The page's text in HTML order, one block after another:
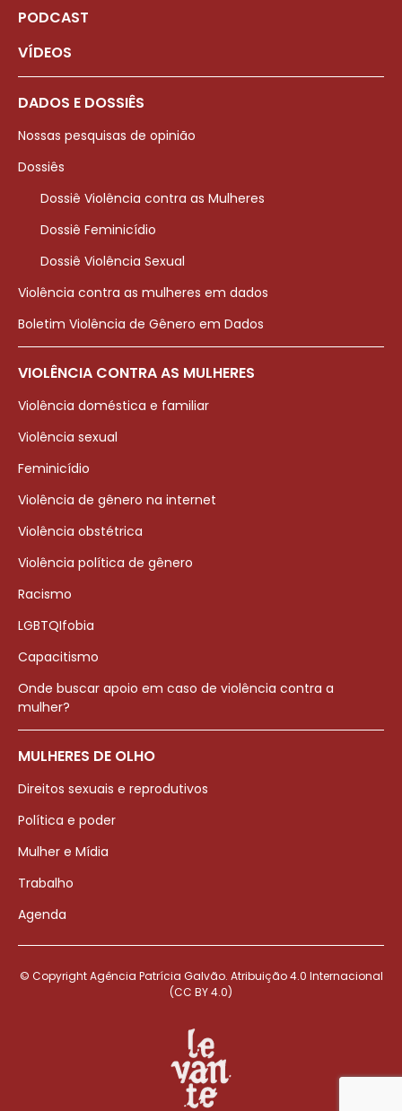
PODCAST
VÍDEOS
DADOS E DOSSIÊS
Nossas pesquisas de opinião
Dossiês
Dossiê Violência contra as Mulheres
Dossiê Feminicídio
Dossiê Violência Sexual
Violência contra as mulheres em dados
Boletim Violência de Gênero em Dados
VIOLÊNCIA CONTRA AS MULHERES
Violência doméstica e familiar
Violência sexual
Feminicídio
Violência de gênero na internet
Violência obstétrica
Violência política de gênero
Racismo
LGBTQIfobia
Capacitismo
Onde buscar apoio em caso de violência contra a
mulher?
MULHERES DE OLHO
Direitos sexuais e reprodutivos
Política e poder
Mulher e Mídia
Trabalho
Agenda
© Copyright Agência Patrícia Galvão. Atribuição 4.0 Internacional
(CC BY 4.0)